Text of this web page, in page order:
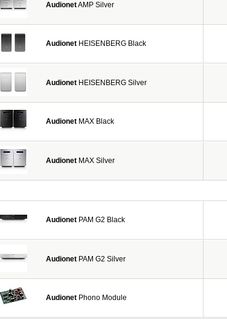
AudionetAMP Silver
Audionet HEISENBERG Black
Audionet HEISENBERG Silver
Audionet MAX Black
Audionet MAX Silver
Audionet PAM G2 Black
Audionet PAM G2 Silver
Audionet Phono Module